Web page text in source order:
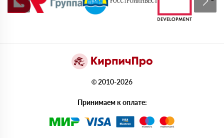
© 2010-2026
Принимаем к оплате: